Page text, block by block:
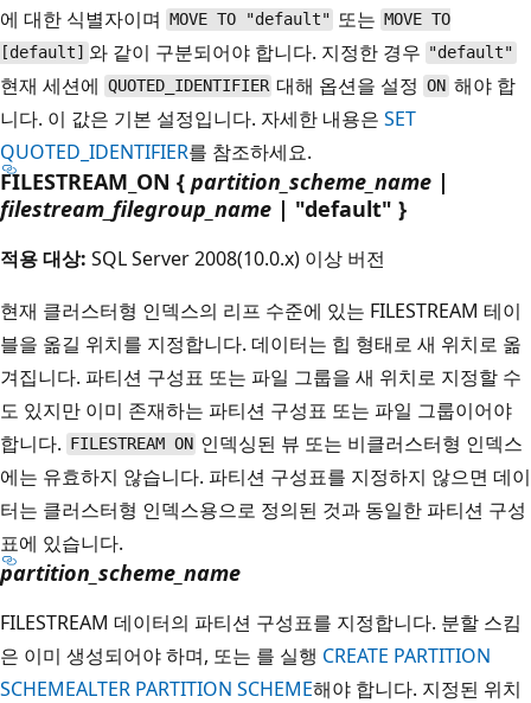
에 대한 식별자이며 MOVE TO "default" 또는 MOVE TO
[default] 와 같이 구분되어야 합니다. 지정한 경우 "default"
현재 세션에 QUOTED_IDENTIFIER 대해 옵션을 설정ON해야 합
니다. 이 값은 기본 설정입니다. 자세한 내용은 SET
QUOTED_IDENTIFIER를 참조하세요.
FILESTREAM_ON { partition_scheme_name |
filestream_filegroup_name | "default" }
적용 대상: SQL Server 2008(10.0.x) 이상 버전
현재 클러스터형 인덱스의 리프 수준에 있는 FILESTREAM 테이
블을 옮길 위치를 지정합니다. 데이터는 힙 형태로 새 위치로 옮
겨집니다. 파티션 구성표 또는 파일 그룹을 새 위치로 지정할 수
도 있지만 이미 존재하는 파티션 구성표 또는 파일 그룹이어야
합니다. FILESTREAM ON 인덱싱된 뷰 또는 비클러스터형 인덱스
에는 유효하지 않습니다. 파티션 구성표를 지정하지 않으면 데이
터는 클러스터형 인덱스용으로 정의된 것과 동일한 파티션 구성
표에 있습니다.
partition_scheme_name
FILESTREAM 데이터의 파티션 구성표를 지정합니다. 분할 스킴
은 이미 생성되어야 하며, 또는 를 실행 CREATE PARTITION
SCHEMEALTER PARTITION SCHEME해야 합니다. 지정된 위치